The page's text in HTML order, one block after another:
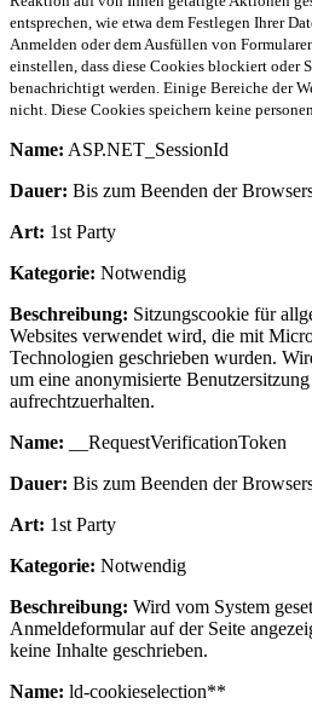
entsprechen, wie etwa dem Festlegen Ihrer
Anmelden oder dem Ausfüllen von
einstellen, dass diese Cookies blockiert oder
benachrichtigt werden. Einige Bereiche der
nicht. Diese Cookies speichern keine
Name: ASP.NET_SessionId
Dauer: Bis zum Beenden der
Art: 1st Party
Kategorie: Notwendig
Beschreibung: Sitzungscookie für
Websites verwendet wird, die mit
Technologien geschrieben wurden.
um eine anonymisierte
aufrechtzuerhalten.
Name: __RequestVerificationToken
Dauer: Bis zum Beenden der
Art: 1st Party
Kategorie: Notwendig
Beschreibung: Wird vom System
Anmeldeformular auf der Seite
keine Inhalte geschrieben.
Name: ld-cookieselection**